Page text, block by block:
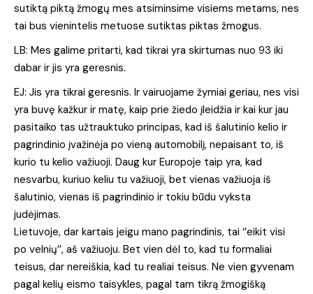
sutiktą piktą žmogų mes atsiminsime visiems metams, nes
tai bus vienintelis metuose sutiktas piktas žmogus.
LB: Mes galime pritarti, kad tikrai yra skirtumas nuo 93 iki
dabar ir jis yra geresnis.
EJ: Jis yra tikrai geresnis. Ir vairuojame žymiai geriau, nes visi
yra buvę kažkur ir matę, kaip prie žiedo įleidžia ir kai kur jau
pasitaiko tas užtrauktuko principas, kad iš šalutinio kelio ir
pagrindinio įvažinėja po vieną automobilį, nepaisant to, iš
kurio tu kelio važiuoji. Daug kur Europoje taip yra, kad
nesvarbu, kuriuo keliu tu važiuoji, bet vienas važiuoja iš
šalutinio, vienas iš pagrindinio ir tokiu būdu vyksta
judėjimas.
Lietuvoje, dar kartais jeigu mano pagrindinis, tai ‘’eikit visi
po velnių’’, aš važiuoju. Bet vien dėl to, kad tu formaliai
teisus, dar nereiškia, kad tu realiai teisus. Ne vien gyvenam
pagal kelių eismo taisykles, pagal tam tikrą žmogišką